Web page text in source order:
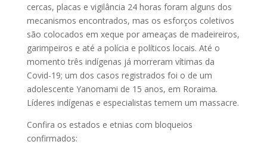
cercas, placas e vigilância 24 horas foram alguns dos
mecanismos encontrados, mas os esforços coletivos
são colocados em xeque por ameaças de madeireiros,
garimpeiros e até a polícia e políticos locais. Até o
momento três indígenas já morreram vítimas da
Covid-19; um dos casos registrados foi o de um
adolescente Yanomami de 15 anos, em Roraima.
Líderes indígenas e especialistas temem um massacre.
Confira os estados e etnias com bloqueios
confirmados: